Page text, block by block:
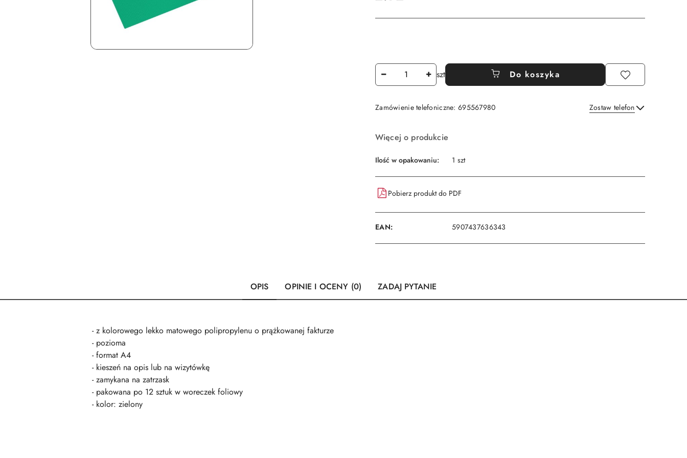
Ilość szt Do koszyka
Zamówienie telefoniczne: 695567980 Zostaw telefon
Dostępność
i
dostawa
Więcej o produkcie
Ilość w opakowaniu: 1 szt
Pobierz produkt do PDF
EAN: 5907437636343
OPIS OPINIE I OCENY (0) ZADAJ PYTANIE
- z kolorowego lekko matowego polipropylenu o prążkowanej fakturze
- pozioma
- format A4
- kieszeń na opis lub na wizytówkę
- zamykana na zatrzask
- pakowana po 12 sztuk w woreczek foliowy
- kolor: zielony